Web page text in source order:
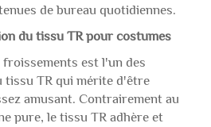
de bureau quotidiennes.
du tissu TR pour costumes
froissements est l'un des
tissu TR qui mérite d'être
amusant. Contrairement au
pure, le tissu TR adhère et